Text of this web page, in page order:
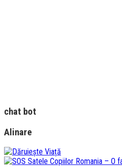
chat bot
Alinare